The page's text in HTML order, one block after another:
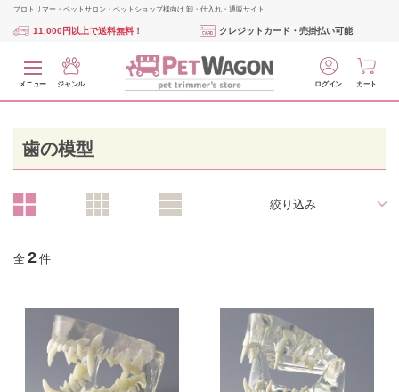
プロトリマー・ペットサロン・ペットショップ様向け 卸・仕入れ・通販サイト
11,000円以上で送料無料！ クレジットカード・売掛払い可能
メニュー ジャンル ログイン カート
歯の模型
絞り込み
全 2 件